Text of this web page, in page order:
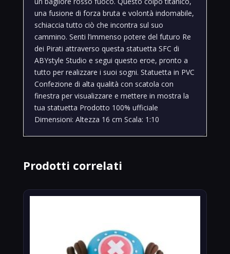
una fusione di forza bruta e volontà indomabile,
schiaccia tutto ciò che incontra sul suo
cammino. Senti l’immenso potere del futuro Re
dei Pirati attraverso questa statuetta SFC di
ABYstyle Studio e segui questo eroe, pronto a
tutto per realizzare i suoi sogni. Statuetta in PVC
Confezione di alta qualità con scatola con
finestra per visualizzare e mettere in mostra la
tua statuetta Prodotto 100% ufficiale
Dimensioni: Altezza 16 cm Scala: 1:10
Prodotti correlati